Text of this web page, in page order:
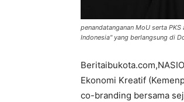
penandatanganan MoU serta
Indonesia" yang berlangsung di
Ekonomi Kreatif
co-branding bersama